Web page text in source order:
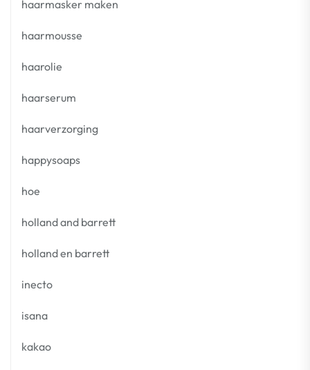
haarmasker maken
haarmousse
haarolie
haarserum
haarverzorging
happysoaps
hoe
holland and barrett
holland en barrett
inecto
isana
kakao